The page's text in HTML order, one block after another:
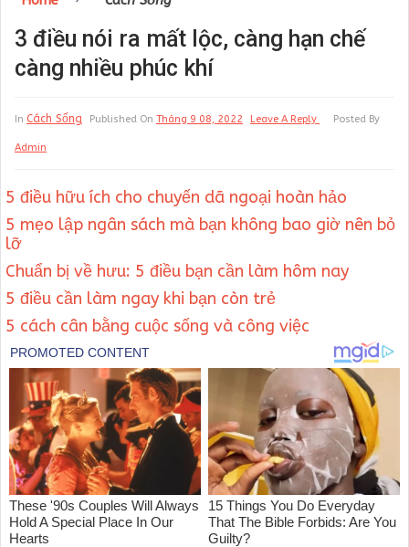
3 điều nói ra mất lộc, càng hạn chế
càng nhiều phúc khí
In Cách Sống Published On Tháng 9 08, 2022 Leave A Reply Posted By
Admin
5 điều hữu ích cho chuyến dã ngoại hoàn hảo
5 mẹo lập ngân sách mà bạn không bao giờ nên bỏ
lỡ
Chuẩn bị về hưu: 5 điều bạn cần làm hôm nay
5 điều cần làm ngay khi bạn còn trẻ
5 cách cân bằng cuộc sống và công việc